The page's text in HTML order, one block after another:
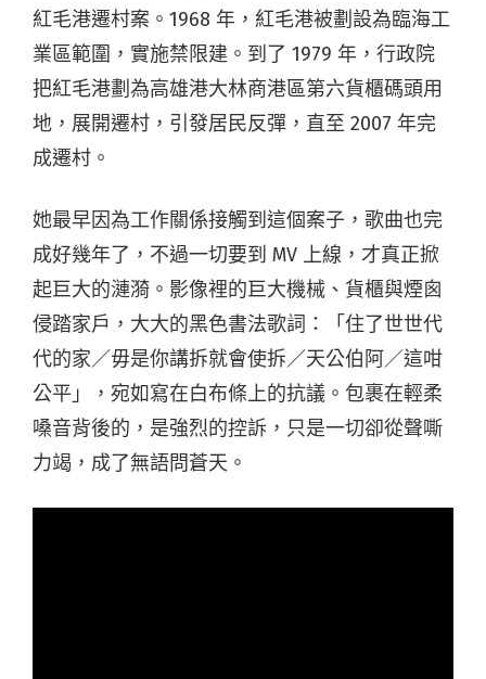
紅毛港遷村案。1968 年，紅毛港被劃設為臨海工
業區範圍，實施禁限建。到了 1979 年，行政院
把紅毛港劃為高雄港大林商港區第六貨櫃碼頭用
地，展開遷村，引發居民反彈，直至 2007 年完
成遷村。
她最早因為工作關係接觸到這個案子，歌曲也完
成好幾年了，不過一切要到 MV 上線，才真正掀
起巨大的漣漪。影像裡的巨大機械、貨櫃與煙囪
侵踏家戶，大大的黑色書法歌詞：「住了世世代
代的家／毋是你講拆就會使拆／天公伯阿／這咁
公平」，宛如寫在白布條上的抗議。包裹在輕柔
嗓音背後的，是強烈的控訴，只是一切卻從聲嘶
力竭，成了無語問蒼天。